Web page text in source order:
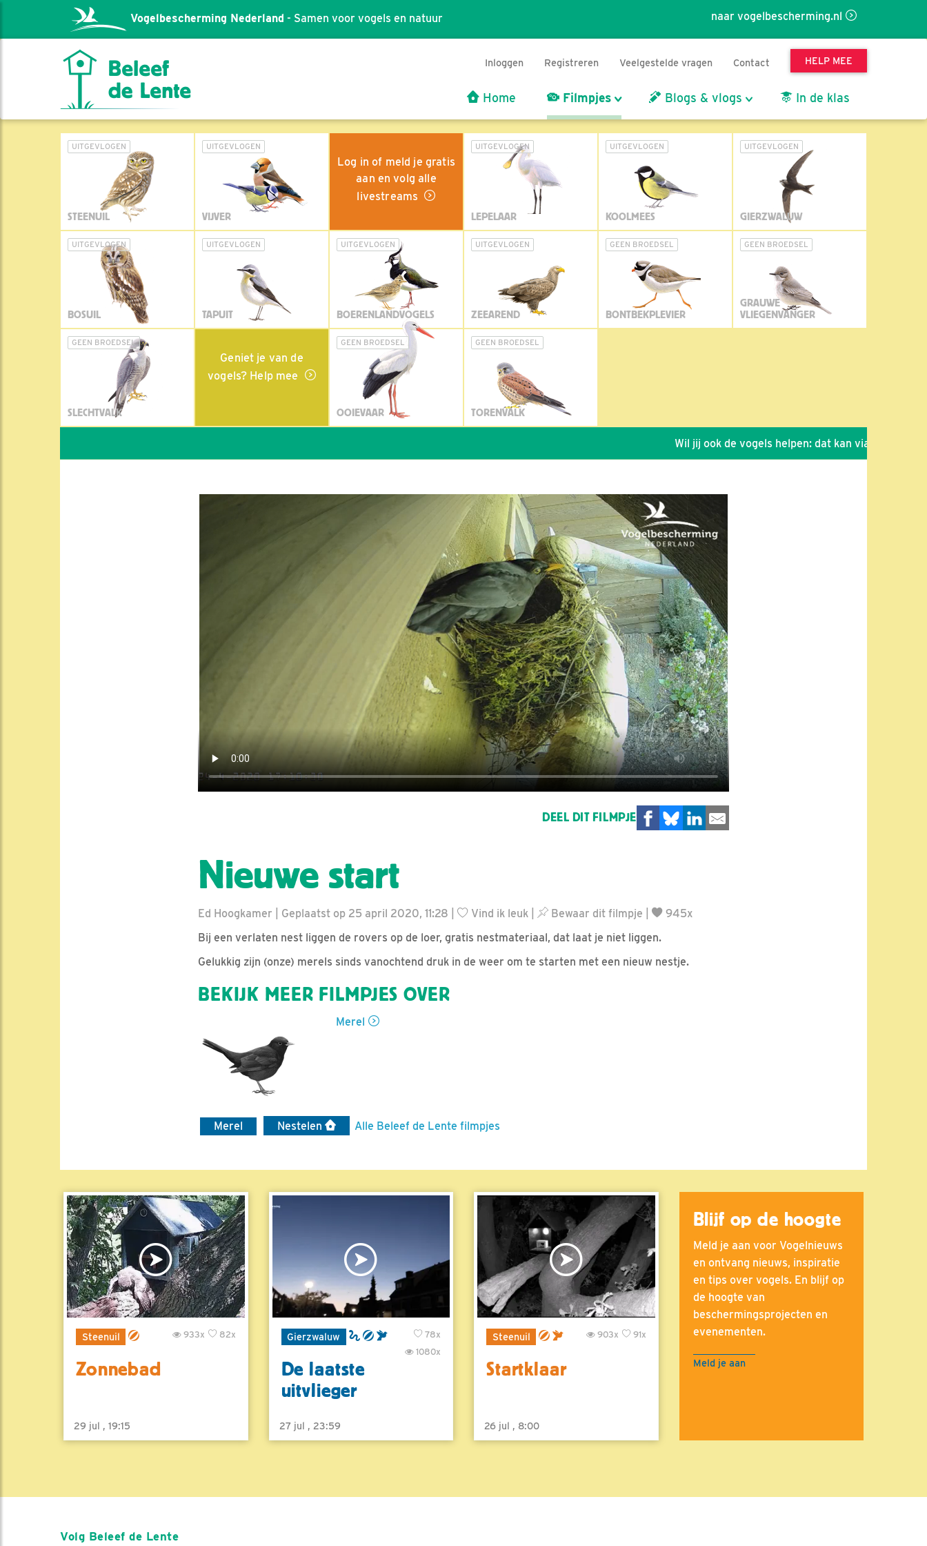
naar vogelbescherming.nl
Vogelbescherming Nederland - Samen voor vogels en natuur
Inloggen Registreren Veelgestelde vragen Contact HELP MEE
Home Filmpjes Blogs & vlogs In de klas
UITGEVLOGEN
STEENUIL
UITGEVLOGEN
VIJVER
Log in of meld je gratis
aan en volg alle
livestreams
UITGEVLOGEN
LEPELAAR
UITGEVLOGEN
KOOLMEES
UITGEVLOGEN
GIERZWALUW
UITGEVLOGEN
BOSUIL
UITGEVLOGEN
TAPUIT
UITGEVLOGEN
BOERENLANDVOGELS
UITGEVLOGEN
ZEEAREND
GEEN BROEDSEL
BONTBEKPLEVIER
GEEN BROEDSEL
GRAUWE
VLIEGENVANGER
GEEN BROEDSEL
SLECHTVALK
Geniet je van de
vogels? Help mee
GEEN BROEDSEL
OOIEVAAR
GEEN BROEDSEL
TORENVALK
Wil jij ook de vogels helpen: dat kan via de link!
DEEL DIT FILMPJE
Nieuwe start
Ed Hoogkamer | Geplaatst op 25 april 2020, 11:28 | Vind ik leuk Bewaar dit filmpje
945x
Bij een verlaten nest liggen de rovers op de loer, gratis nestmateriaal, dat laat je niet liggen.
Gelukkig zijn (onze) merels sinds vanochtend druk in de weer om te starten met een nieuw nestje.
BEKIJK MEER FILMPJES OVER
Merel
Merel Nestelen Alle Beleef de Lente filmpjes
Steenuil 82x
933x
Zonnebad
29 jul , 19:15
Gierzwaluw
78x
1080x
De laatste
uitvlieger
27 jul , 23:59
Steenuil 91x
903x
Startklaar
26 jul , 8:00
Blijf op de hoogte
Meld je aan voor Vogelnieuws
en ontvang nieuws, inspiratie
en tips over vogels. En blijf op
de hoogte van
beschermingsprojecten en
evenementen.
Meld je aan
Volg Beleef de Lente